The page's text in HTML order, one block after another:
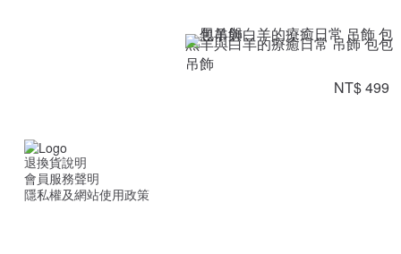
黑羊與白羊的療癒日常 吊飾 包包
吊飾
NT$ 499
退換貨說明
會員服務聲明
隱私權及網站使用政策